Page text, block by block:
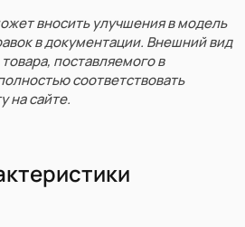
вносить улучшения в модель
в документации. Внешний вид
поставляемого в
соответствовать
на сайте.